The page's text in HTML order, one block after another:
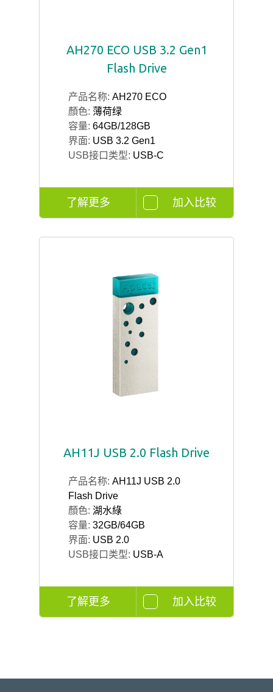
AH270 ECO USB 3.2 Gen1
Flash Drive
产品名称: AH270 ECO
顏色: 薄荷绿
容量: 64GB/128GB
界面: USB 3.2 Gen1
USB接口类型: USB-C
了解更多 加入比较
AH11J USB 2.0 Flash Drive
产品名称: AH11J USB 2.0
Flash Drive
顏色: 湖水綠
容量: 32GB/64GB
界面: USB 2.0
USB接口类型: USB-A
了解更多 加入比较